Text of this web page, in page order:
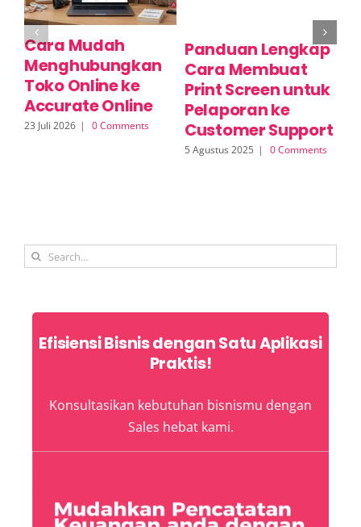
Cara Mudah
Menghubungkan
Toko Online ke
Accurate Online
23 Juli 2026 | 0 Comments
Panduan Lengkap
Cara Membuat
Print Screen untuk
Pelaporan ke
Customer Support
5 Agustus 2025 | 0 Comments
Search
Efisiensi Bisnis dengan Satu Aplikasi
Praktis!
Konsultasikan kebutuhan bisnismu dengan
Sales hebat kami.